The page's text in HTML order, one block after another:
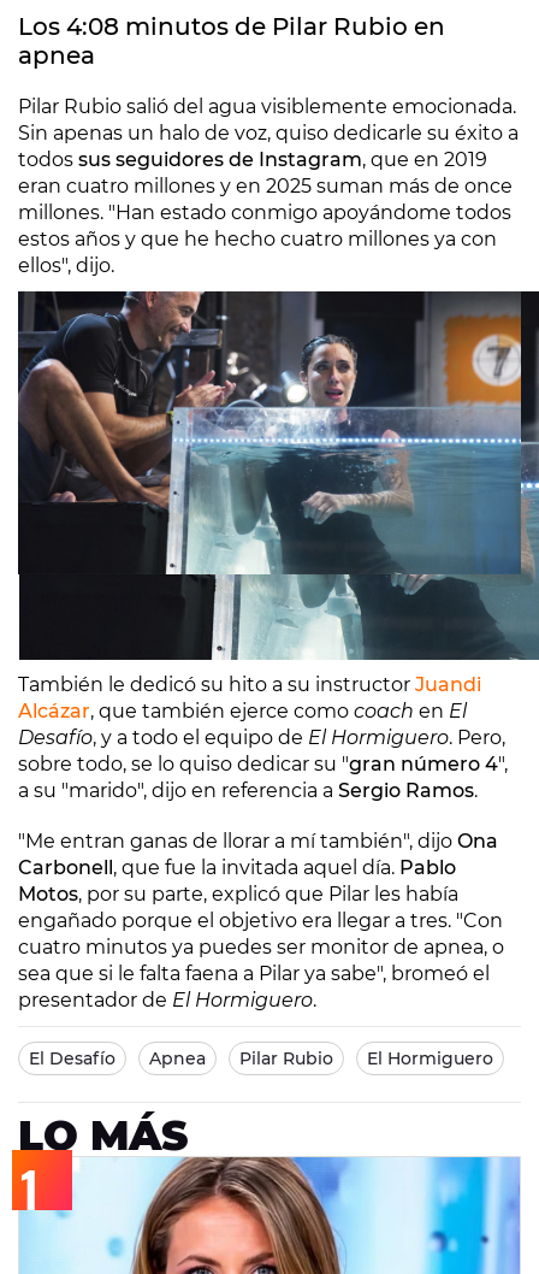
Los 4:08 minutos de Pilar Rubio en
apnea
Pilar Rubio salió del agua visiblemente emocionada.
Sin apenas un halo de voz, quiso dedicarle su éxito a
todos sus seguidores de Instagram, que en 2019
eran cuatro millones y en 2025 suman más de once
millones. "Han estado conmigo apoyándome todos
estos años y que he hecho cuatro millones ya con
ellos", dijo.
También le dedicó su hito a su instructor Juandi
Alcázar, que también ejerce como coach en El
Desafío, y a todo el equipo de El Hormiguero. Pero,
sobre todo, se lo quiso dedicar su "gran número 4",
a su "marido", dijo en referencia a Sergio Ramos.
"Me entran ganas de llorar a mí también", dijo Ona
Carbonell, que fue la invitada aquel día. Pablo
Motos, por su parte, explicó que Pilar les había
engañado porque el objetivo era llegar a tres. "Con
cuatro minutos ya puedes ser monitor de apnea, o
sea que si le falta faena a Pilar ya sabe", bromeó el
presentador de El Hormiguero.
El Desafío Apnea Pilar Rubio El Hormiguero
LO MÁS